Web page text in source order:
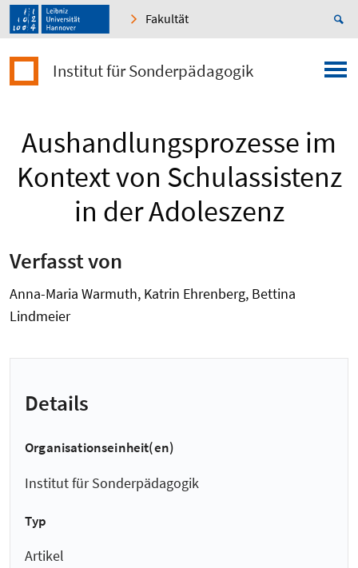
Fakultät
Institut für Sonderpädagogik
Aushandlungsprozesse im
Kontext von Schulassistenz
in der Adoleszenz
Verfasst von
Anna-Maria Warmuth, Katrin Ehrenberg, Bettina
Lindmeier
Details
Organisationseinheit(en)
Institut für Sonderpädagogik
Typ
Artikel